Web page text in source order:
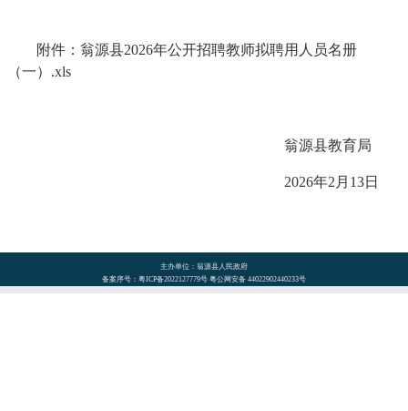
附件：翁源县2026年公开招聘教师拟聘用人员名册
（一）.xls
翁源县教育局
2026年2月13日
主办单位：翁源县人民政府
备案序号：粤ICP备2022127779号 粤公网安备 44022902440233号